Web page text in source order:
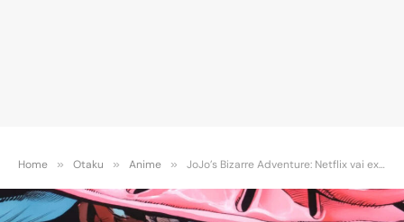
Home » Otaku » Anime » JoJo’s Bizarre Adventure: Netflix vai exibir os episódios do novo anime